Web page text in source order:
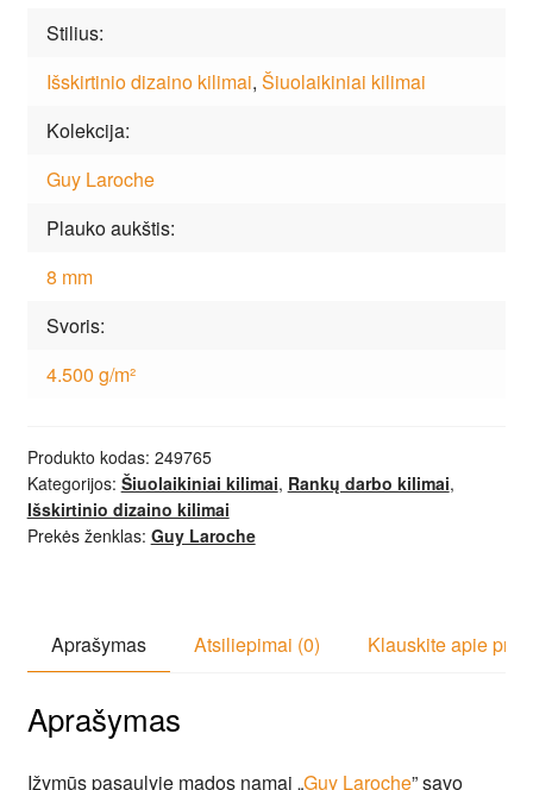
Stilius
Išskirtinio dizaino kilimai, Šiuolaikiniai kilimai
Kolekcija
Guy Laroche
Plauko aukštis
8 mm
Svoris
4.500 g/m²
Produkto kodas: 249765
Kategorijos: Šiuolaikiniai kilimai, Rankų darbo kilimai,
Išskirtinio dizaino kilimai
Prekės ženklas: Guy Laroche
Aprašymas Atsiliepimai (0) Klauskite apie
Aprašymas
Įžymūs pasaulyje mados namai „Guy Laroche” savo